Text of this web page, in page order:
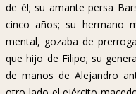
de él; su amante persa
cinco años; su hermano
mental, gozaba de
que hijo de Filipo; su
de manos de Alejandro